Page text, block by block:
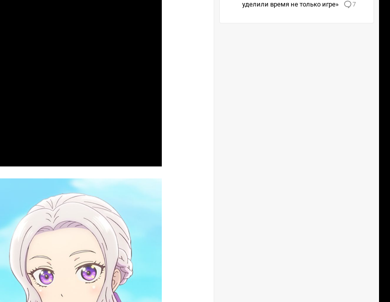
уделили время не только игре»
7